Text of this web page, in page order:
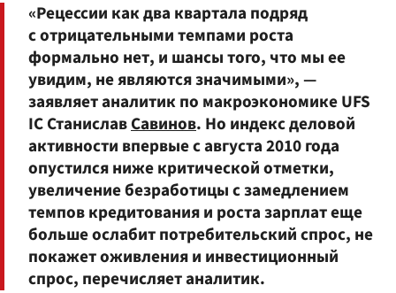
«Рецессии как два квартала подряд
с отрицательными темпами роста
формально нет, и шансы того, что мы ее
увидим, не являются значимыми», —
заявляет аналитик по макроэкономике UFS
IC СтаниславСавинов. Но индекс деловой
активности впервые с августа 2010 года
опустился ниже критической отметки,
увеличение безработицы с замедлением
темпов кредитования и роста зарплат еще
больше ослабит потребительский спрос, не
покажет оживления и инвестиционный
спрос, перечисляет аналитик.